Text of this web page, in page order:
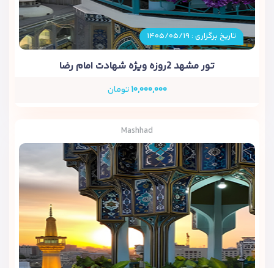
تاریخ برگزاری : ۱۴۰۵/۰۵/۱۹
تور مشهد 2روزه ویژه شهادت امام رضا
۱۰,۰۰۰,۰۰۰تومان
Mashhad